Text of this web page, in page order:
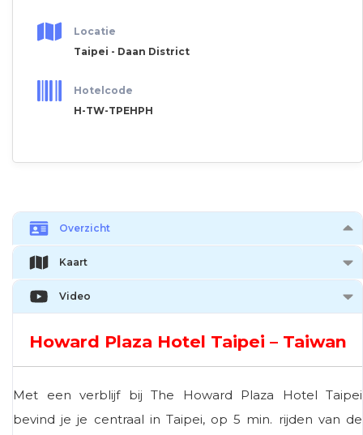
Locatie
Taipei - Daan District
Hotelcode
H-TW-TPEHPH
Overzicht
Kaart
Video
Howard Plaza Hotel Taipei – Taiwan
Met een verblijf bij The Howard Plaza Hotel Taipei
bevind je je centraal in Taipei, op 5 min. rijden van de